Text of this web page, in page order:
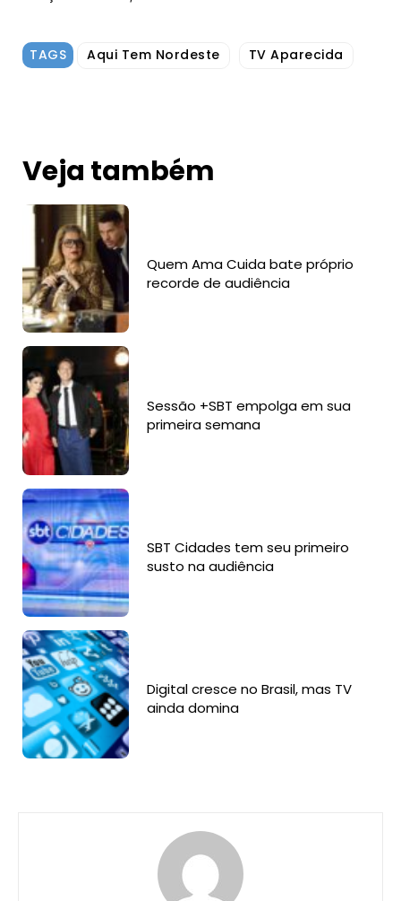
TAGS Aqui Tem Nordeste TV Aparecida
Veja também
Quem Ama Cuida bate próprio
recorde de audiência
Sessão +SBT empolga em sua
primeira semana
SBT Cidades tem seu primeiro
susto na audiência
Digital cresce no Brasil, mas TV
ainda domina